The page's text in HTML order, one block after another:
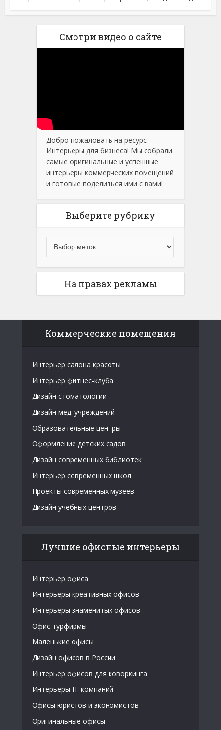
Смотри видео о сайте
Добро пожаловать на ресурс
Интерьеры для бизнеса! Мы собрали
самые оригинальные и успешные
интерьеры коммерческих помещений
и готовые поделиться ими с вами!
Выберите рубрику
На правах рекламы
Коммерческие помещения
Интерьер салона красоты
Интерьер фитнес-клуба
Дизайн стоматологии
Дизайн мед. учреждений
Образовательные центры
Оформление детских садов
Дизайн современных библиотек
Интерьер современных школ
Проекты современных музеев
Дизайн учебных центров
Лучшие офисные интерьеры
Интерьер офиса
Интерьеры креативных офисов
Интерьеры знаменитых офисов
Офис турфирмы
Маленькие офисы
Дизайн офисов в России
Интерьер офисов для коворкинга
Интерьеры IT-компаний
Офисы юристов и экономистов
Оригинальные офисы